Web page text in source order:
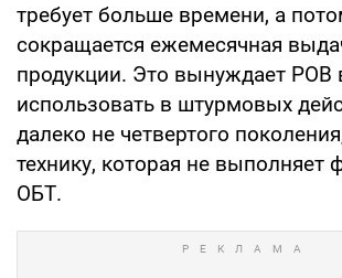
требует больше времени, а
сокращается ежемесячная
продукции. Это вынуждает РОВ
использовать в штурмовых
далеко не четвертого
технику, которая не выполняет
ОБТ.